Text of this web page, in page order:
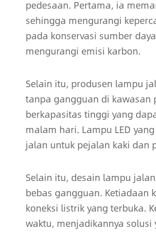
pedesaan. Pertama, ia
sehingga mengurangi
pada konservasi sumber
mengurangi emisi karbon.
Selain itu, produsen lampu
tanpa gangguan di
berkapasitas tinggi yang
malam hari. Lampu LED
jalan untuk pejalan kaki dan
Selain itu, desain lampu
bebas gangguan. Ketiadaan
koneksi listrik yang terbuka.
waktu, menjadikannya